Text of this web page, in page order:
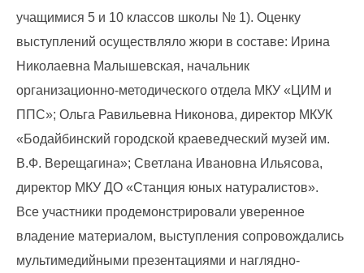
учащимися 5 и 10 классов школы № 1). Оценку
выступлений осуществляло жюри в составе: Ирина
Николаевна Малышевская, начальник
организационно-методического отдела МКУ «ЦИМ и
ППС»; Ольга Равильевна Никонова, директор МКУК
«Бодайбинский городской краеведческий музей им.
В.Ф. Верещагина»; Светлана Ивановна Ильясова,
директор МКУ ДО «Станция юных натуралистов».
Все участники продемонстрировали уверенное
владение материалом, выступления сопровождались
мультимедийными презентациями и наглядно-